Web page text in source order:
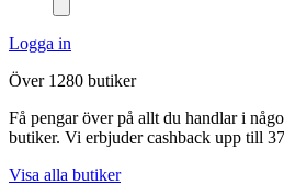
Logga in
Över 1280 butiker
Få pengar över på allt du handlar i
butiker. Vi erbjuder cashback upp till
Visa alla butiker